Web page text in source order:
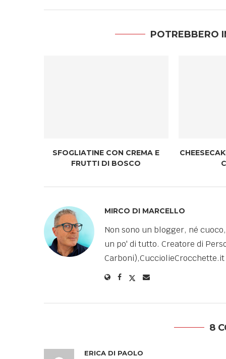
POTREBBERO
SFOGLIATINE CON CREMA E
FRUTTI DI BOSCO
MIRCO DI MARCELLO
Non sono un blogger, né
un po' di tutto. Creatore di
8
ERICA DI PAOLO